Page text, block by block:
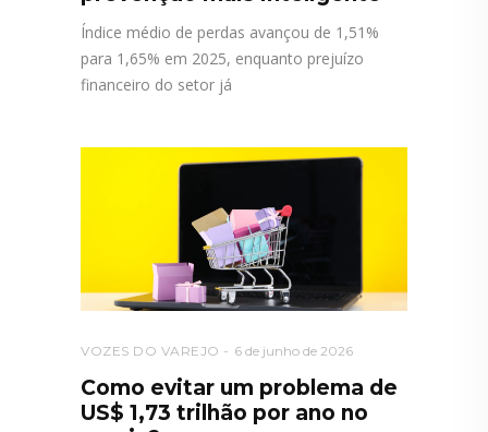
Índice médio de perdas avançou de 1,51%
para 1,65% em 2025, enquanto prejuízo
financeiro do setor já
VOZES DO VAREJO 6 de junho de 2026
Como evitar um problema de
US$ 1,73 trilhão por ano no